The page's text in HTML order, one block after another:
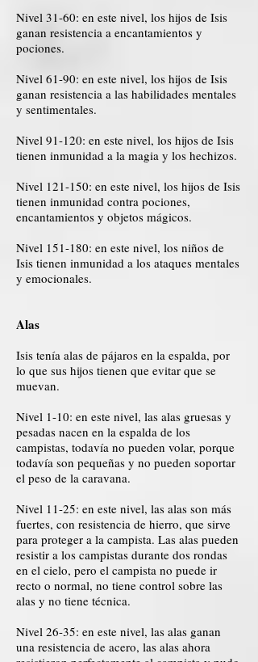
Nivel 31-60: en este nivel, los hijos de Isis
ganan resistencia a encantamientos y
pociones.
Nivel 61-90: en este nivel, los hijos de Isis
ganan resistencia a las habilidades mentales
y sentimentales.
Nivel 91-120: en este nivel, los hijos de Isis
tienen inmunidad a la magia y los hechizos.
Nivel 121-150: en este nivel, los hijos de Isis
tienen inmunidad contra pociones,
encantamientos y objetos mágicos.
Nivel 151-180: en este nivel, los niños de
Isis tienen inmunidad a los ataques mentales
y emocionales.
Alas
Isis tenía alas de pájaros en la espalda, por
lo que sus hijos tienen que evitar que se
muevan.
Nivel 1-10: en este nivel, las alas gruesas y
pesadas nacen en la espalda de los
campistas, todavía no pueden volar, porque
todavía son pequeñas y no pueden soportar
el peso de la caravana.
Nivel 11-25: en este nivel, las alas son más
fuertes, con resistencia de hierro, que sirve
para proteger a la campista. Las alas pueden
resistir a los campistas durante dos rondas
en el cielo, pero el campista no puede ir
recto o normal, no tiene control sobre las
alas y no tiene técnica.
Nivel 26-35: en este nivel, las alas ganan
una resistencia de acero, las alas ahora